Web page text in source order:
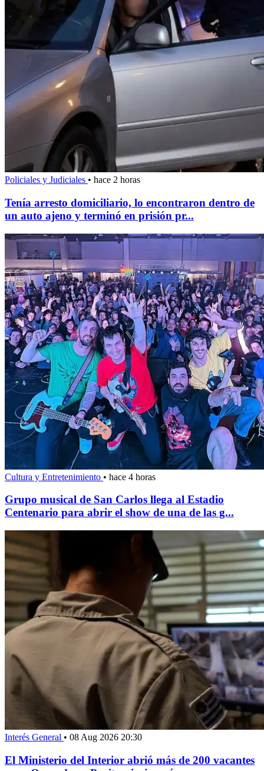
Policiales y Judiciales • hace 2 horas
Tenía arresto domiciliario, lo encontraron dentro de
un auto ajeno y terminó en prisión pr...
Cultura y Entretenimiento • hace 4 horas
Grupo musical de San Carlos llega al Estadio
Centenario para abrir el show de una de las g...
Interés General • 08 Aug 2026 20:30
El Ministerio del Interior abrió más de 200 vacantes